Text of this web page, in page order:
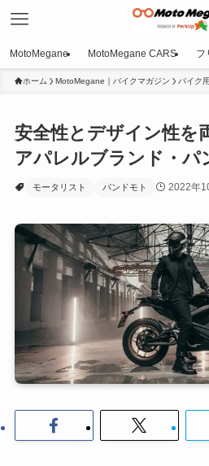
MotoMegane MotoMegane CARS フ
ホーム MotoMegane｜バイクマガジン バイク
安全性とデザイン性を
アパレルブランド・パ
モータリスト パンドモト 2022年